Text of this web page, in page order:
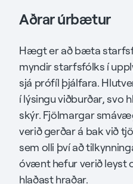
Aðrar úrbætur
Hægt er að bæta
myndir starfsfólks í
sjá prófíl þjálfara.
í lýsingu viðburðar, svo
skýr. Fjölmargar
verið gerðar á bak við
sem olli því að
óvænt hefur verið leyst
hlaðast hraðar.